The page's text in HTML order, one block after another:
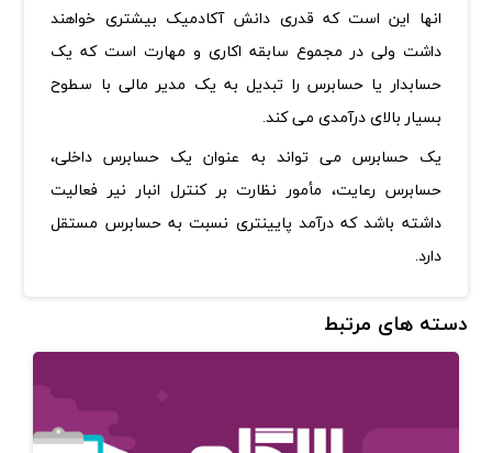
انها این است که قدری دانش آکادمیک بیشتری خواهند
داشت ولی در مجموع سابقه اکاری و مهارت است که یک
حسابدار یا حسابرس را تبدیل به یک مدیر مالی با سطوح
بسیار بالای درآمدی می کند.
یک حسابرس می تواند به عنوان یک حسابرس داخلی،
حسابرس رعایت، مأمور نظارت بر کنترل انبار نیر فعالیت
داشته باشد که درآمد پایینتری نسبت به حسابرس مستقل
دارد.
دسته های مرتبط